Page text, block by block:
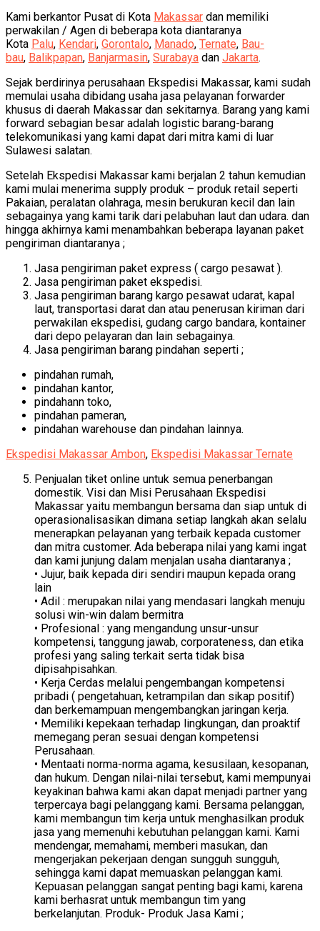
Kami berkantor Pusat di Kota Makassar dan memiliki
perwakilan / Agen di beberapa kota diantaranya
Kota Palu, Kendari, Gorontalo, Manado, Ternate, Bau-
bau, Balikpapan, Banjarmasin, Surabaya dan Jakarta.
Sejak berdirinya perusahaan Ekspedisi Makassar, kami sudah
memulai usaha dibidang usaha jasa pelayanan forwarder
khusus di daerah Makassar dan sekitarnya. Barang yang kami
forward sebagian besar adalah logistic barang-barang
telekomunikasi yang kami dapat dari mitra kami di luar
Sulawesi salatan.
Setelah Ekspedisi Makassar kami berjalan 2 tahun kemudian
kami mulai menerima supply produk – produk retail seperti
Pakaian, peralatan olahraga, mesin berukuran kecil dan lain
sebagainya yang kami tarik dari pelabuhan laut dan udara. dan
hingga akhirnya kami menambahkan beberapa layanan paket
pengiriman diantaranya ;
Jasa pengiriman paket express ( cargo pesawat ).
Jasa pengiriman paket ekspedisi.
Jasa pengiriman barang kargo pesawat udarat, kapal
laut, transportasi darat dan atau penerusan kiriman dari
perwakilan ekspedisi, gudang cargo bandara, kontainer
dari depo pelayaran dan lain sebagainya.
Jasa pengiriman barang pindahan seperti ;
pindahan rumah,
pindahan kantor,
pindahann toko,
pindahan pameran,
pindahan warehouse dan pindahan lainnya.
Ekspedisi Makassar Ambon, Ekspedisi Makassar Ternate
Penjualan tiket online untuk semua penerbangan
domestik. Visi dan Misi Perusahaan Ekspedisi
Makassar yaitu membangun bersama dan siap untuk di
operasionalisasikan dimana setiap langkah akan selalu
menerapkan pelayanan yang terbaik kepada customer
dan mitra customer. Ada beberapa nilai yang kami ingat
dan kami junjung dalam menjalan usaha diantaranya ;
• Jujur, baik kepada diri sendiri maupun kepada orang
lain
• Adil : merupakan nilai yang mendasari langkah menuju
solusi win-win dalam bermitra
• Profesional : yang mengandung unsur-unsur
kompetensi, tanggung jawab, corporateness, dan etika
profesi yang saling terkait serta tidak bisa
dipisahpisahkan.
• Kerja Cerdas melalui pengembangan kompetensi
pribadi ( pengetahuan, ketrampilan dan sikap positif)
dan berkemampuan mengembangkan jaringan kerja.
• Memiliki kepekaan terhadap lingkungan, dan proaktif
memegang peran sesuai dengan kompetensi
Perusahaan.
• Mentaati norma-norma agama, kesusilaan, kesopanan,
dan hukum. Dengan nilai-nilai tersebut, kami mempunyai
keyakinan bahwa kami akan dapat menjadi partner yang
terpercaya bagi pelanggang kami. Bersama pelanggan,
kami membangun tim kerja untuk menghasilkan produk
jasa yang memenuhi kebutuhan pelanggan kami. Kami
mendengar, memahami, memberi masukan, dan
mengerjakan pekerjaan dengan sungguh sungguh,
sehingga kami dapat memuaskan pelanggan kami.
Kepuasan pelanggan sangat penting bagi kami, karena
kami berhasrat untuk membangun tim yang
berkelanjutan. Produk- Produk Jasa Kami ;